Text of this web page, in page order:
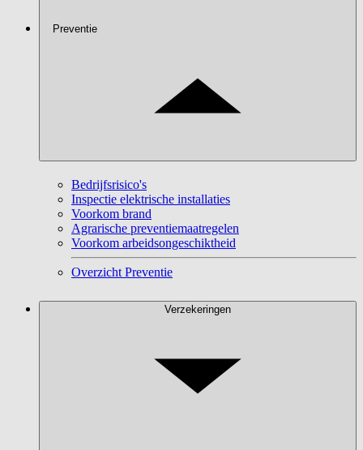
Preventie
Bedrijfsrisico's
Inspectie elektrische installaties
Voorkom brand
Agrarische preventiemaatregelen
Voorkom arbeidsongeschiktheid
Overzicht Preventie
Verzekeringen